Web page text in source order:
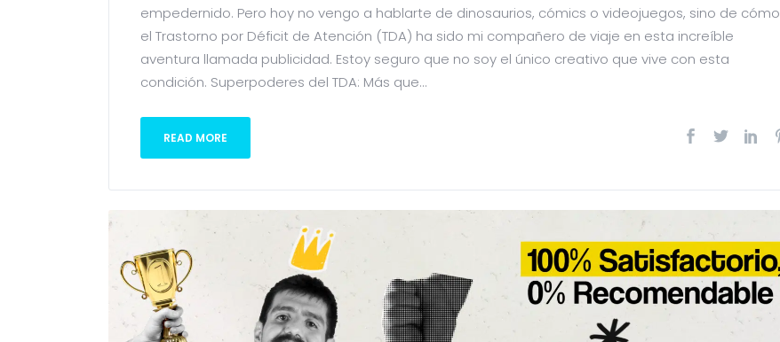
empedernido. Pero hoy no vengo a hablarte de dinosaurios, cómics o videojuegos, sino de cómo
el Trastorno por Déficit de Atención (TDA) ha sido mi compañero de viaje en esta increíble
aventura llamada publicidad. Estoy seguro que no soy el único creativo que vive con esta
condición. Superpoderes del TDA: Más que...
READ MORE